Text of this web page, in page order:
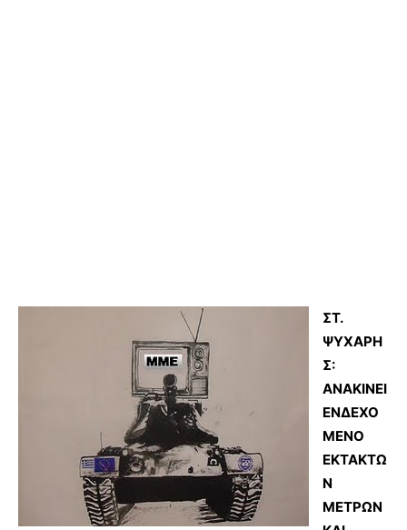
ΣΤ.
ΨΥΧΑΡΗ
Σ:
ΑΝΑΚΙΝΕΙ
ΕΝΔΕΧΟ
ΜΕΝΟ
ΕΚΤΑΚΤΩ
Ν
ΜΕΤΡΩΝ